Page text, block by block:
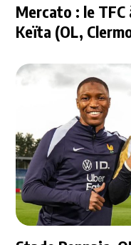
Mercato : le
Keïta (OL,